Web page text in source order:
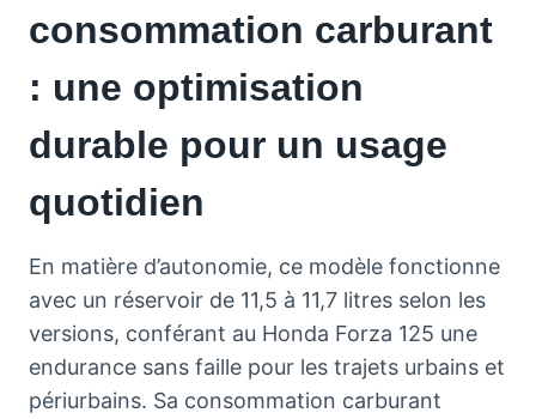
consommation carburant
: une optimisation
durable pour un usage
quotidien
En matière d’autonomie, ce modèle fonctionne
avec un réservoir de 11,5 à 11,7 litres selon les
versions, conférant au Honda Forza 125 une
endurance sans faille pour les trajets urbains et
périurbains. Sa consommation carburant